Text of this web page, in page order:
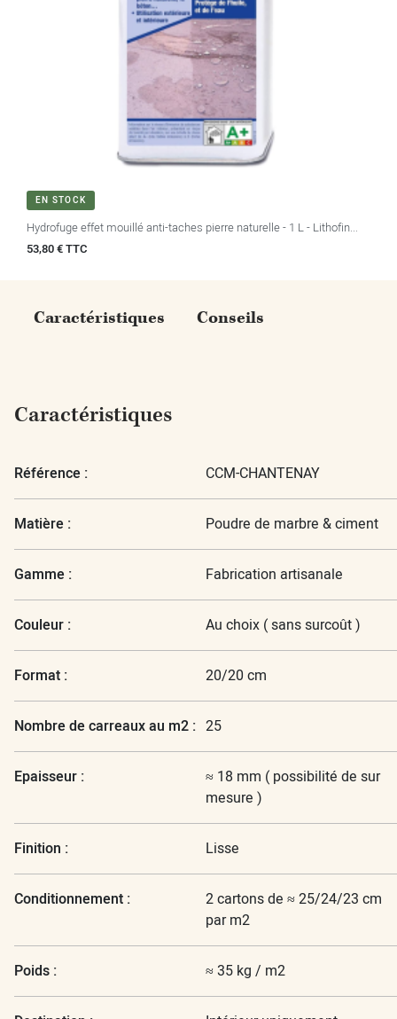
EN STOCK
Hydrofuge effet mouillé anti-taches pierre naturelle - 1 L - Lithofin...
Prix
53,80 € TTC
Caractéristiques Conseils
Caractéristiques
Référence : CCM-CHANTENAY
Matière : Poudre de marbre & ciment
Gamme : Fabrication artisanale
Couleur : Au choix ( sans surcoût )
Format : 20/20 cm
Nombre de carreaux au m2 : 25
Epaisseur :
≈ 18 mm ( possibilité de sur
mesure )
Finition : Lisse
Conditionnement :
2 cartons de ≈ 25/24/23 cm
par m2
Poids : ≈ 35 kg / m2